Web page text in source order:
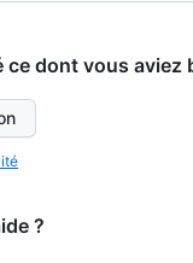
dont vous aviez
?